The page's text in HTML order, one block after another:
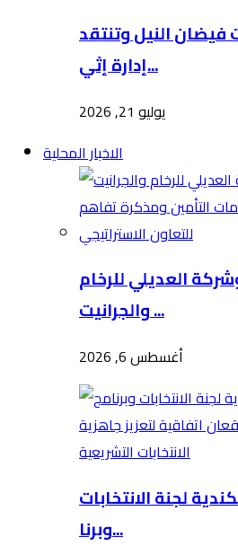
النيل وتنتقد
إدارة إثي...
يوليو 21, 2026
الاخبار المحلية
العديلي للرخام
والجرانيت ...
أغسطس 6, 2026
لجنة الانتخابات
وبرنا...